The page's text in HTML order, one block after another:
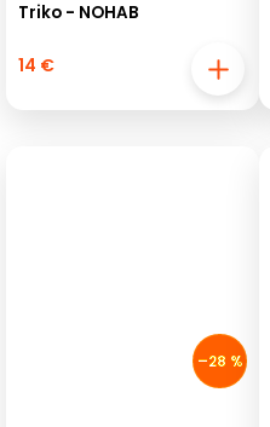
Triko - NOHAB
14 €
–28 %